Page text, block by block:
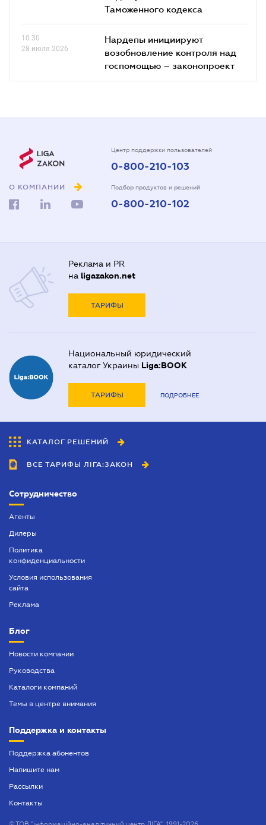
Таможенного кодекса
10.30
28 июля 2026
Нардепы инициируют
возобновление контроля над
госпомощью – законопроект
О КОМПАНИИ
Центр поддержки пользователей
0-800-210-103
Подбор продуктов и решений
0-800-210-102
Реклама и PR
на ligazakon.net
ТАРИФЫ
Национальный юридический
каталог Украины Liga:BOOK
ТАРИФЫ ПОДРОБНЕЕ
КАТАЛОГ РЕШЕНИЙ
ВСЕ ТАРИФЫ ЛІГА:ЗАКОН
Сотрудничество
Агенты
Дилеры
Политика
конфиденциальности
Условия использования
сайта
Реклама
Блог
Новости компании
Руководства
Каталоги компаний
Темы в центре внимания
Поддержка и контакты
Поддержка абонентов
Напишите нам
Рассылки
Контакты